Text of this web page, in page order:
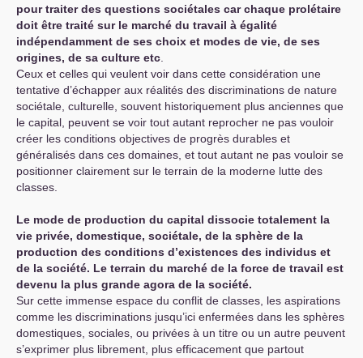
pour traiter des questions sociétales car chaque prolétaire
doit être traité sur le marché du travail à égalité
indépendamment de ses choix et modes de vie, de ses
origines, de sa culture etc
Ceux et celles qui veulent voir dans cette considération une
tentative d’échapper aux réalités des discriminations de nature
sociétale, culturelle, souvent historiquement plus anciennes que
le capital, peuvent se voir tout autant reprocher ne pas vouloir
créer les conditions objectives de progrès durables et
généralisés dans ces domaines, et tout autant ne pas vouloir se
positionner clairement sur le terrain de la moderne lutte des
classes.
Le mode de production du capital dissocie totalement la
vie privée, domestique, sociétale, de la sphère de la
production des conditions d’existences des individus et
de la société. Le terrain du marché de la force de travail est
devenu la plus grande agora de la société.
Sur cette immense espace du conflit de classes, les aspirations
comme les discriminations jusqu’ici enfermées dans les sphères
domestiques, sociales, ou privées à un titre ou un autre peuvent
s’exprimer plus librement, plus efficacement que partout